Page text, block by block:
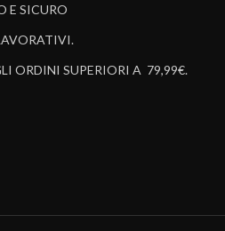
E SICURO
ORDINI SUPERIORI A 79,99€.